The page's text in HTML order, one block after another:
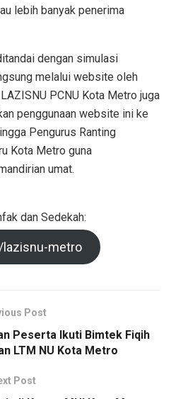
lebih banyak penerima
dengan simulasi
melalui website oleh
PCNU Kota Metro juga
penggunaan website ini ke
Pengurus Ranting
Kota Metro guna
umat.
dan Sedekah:
metro
Post
Peserta Ikuti Bimtek Fiqih
LTM NU Kota Metro
Post